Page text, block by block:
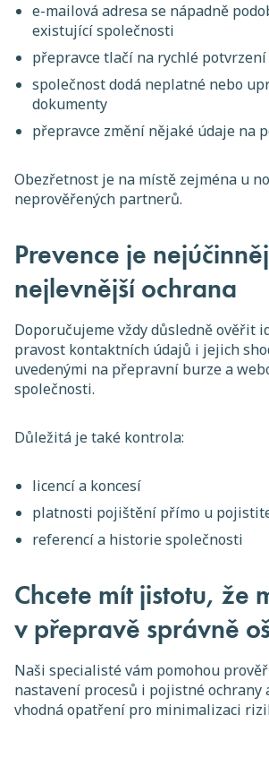
e-mailová adresa se nápadně
existující společnosti
přepravce tlačí na rychlé
společnost dodá neplatné nebo
dokumenty
přepravce změní nějaké údaje na
Obezřetnost je na místě zejména u
neprověřených partnerů.
Prevence je
nejlevnější ochrana
Doporučujeme vždy důsledně ověřit
pravost kontaktních údajů i jejich
uvedenými na přepravní burze a
společnosti.
Důležitá je také kontrola:
licencí a koncesí
platnosti pojištění přímo u
referencí a historie společnosti
Chcete mít jistotu, že
v přepravě správně
Naši specialisté vám pomohou
nastavení procesů i pojistné ochrany
vhodná opatření pro minimalizaci